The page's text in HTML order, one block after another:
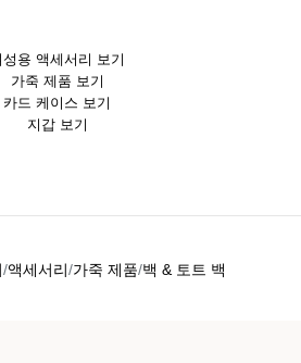
성용 액세서리 보기
가죽 제품 보기
카드 케이스 보기
지갑 보기
액세서리 가죽 제품 백 & 토트 백